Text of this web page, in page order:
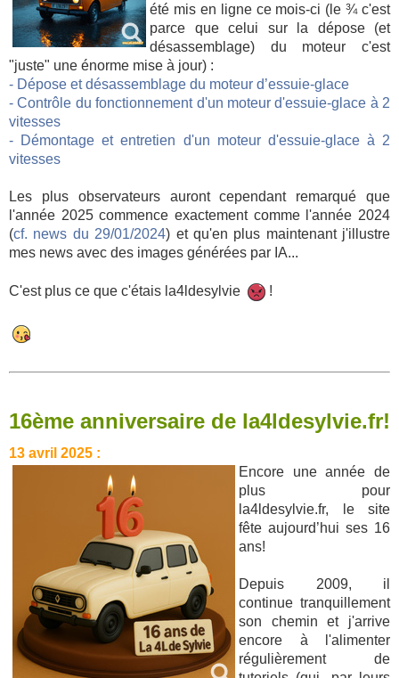
été mis en ligne ce mois-ci (le ¾ c'est
parce que celui sur la dépose (et
désassemblage) du moteur c'est
"juste" une énorme mise à jour) :
- Dépose et désassemblage du moteur d’essuie-glace
- Contrôle du fonctionnement d'un moteur d'essuie-glace à 2
vitesses
- Démontage et entretien d'un moteur d'essuie-glace à 2
vitesses
Les plus observateurs auront cependant remarqué que
l'année 2025 commence exactement comme l'année 2024
(cf. news du 29/01/2024) et qu'en plus maintenant j'illustre
mes news avec des images générées par IA...
C'est plus ce que c'étais la4ldesylvie !
16ème anniversaire de la4ldesylvie.fr!
13 avril 2025 :
Encore une année de
plus pour
la4ldesylvie.fr, le site
fête aujourd’hui ses 16
ans!
Depuis 2009, il
continue tranquillement
son chemin et j'arrive
encore à l'alimenter
régulièrement de